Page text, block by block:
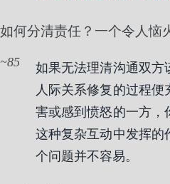
如何分清责任？一个令人恼
85
如果无法理清沟通双方
人际关系修复的过程
害或感到愤怒的一方，
这种复杂互动中发挥的
个问题并不容易。